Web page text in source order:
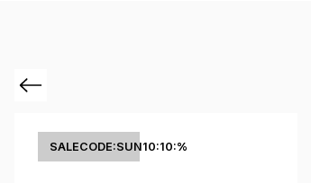
Previous
SALECODE:SUN10:10:%